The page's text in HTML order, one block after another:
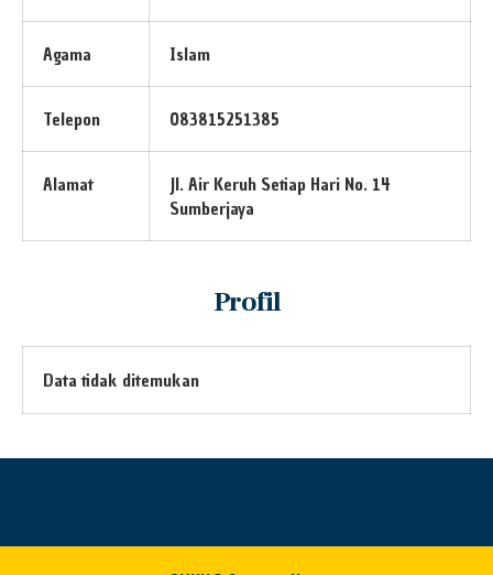
Agama Islam
Telepon 083815251385
Alamat
Jl. Air Keruh Setiap Hari No. 14
Sumberjaya
Profil
Data tidak ditemukan